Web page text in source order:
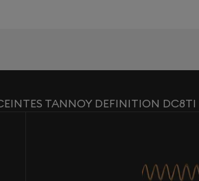
TANNOY DEFINITION DC8TI